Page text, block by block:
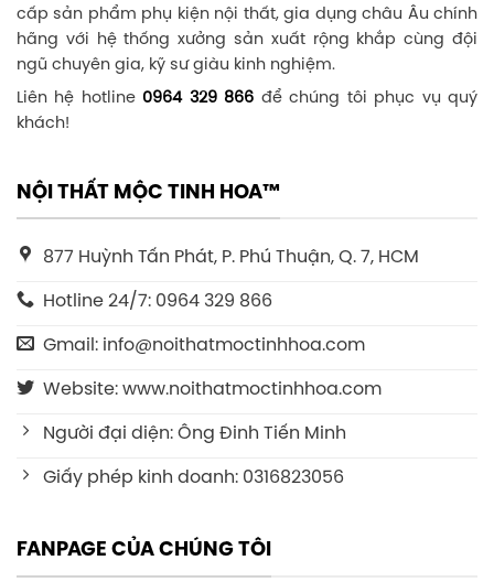
cấp sản phẩm phụ kiện nội thất, gia dụng châu Âu chính
hãng với hệ thống xưởng sản xuất rộng khắp cùng đội
ngũ chuyên gia, kỹ sư giàu kinh nghiệm.
Liên hệ hotline 0964 329 866 để chúng tôi phục vụ quý
khách!
NỘI THẤT MỘC TINH HOA™
877 Huỳnh Tấn Phát, P. Phú Thuận, Q. 7, HCM
Hotline 24/7: 0964 329 866
Gmail: info@noithatmoctinhhoa.com
Website: www.noithatmoctinhhoa.com
Người đại diện: Ông Đinh Tiến Minh
Giấy phép kinh doanh: 0316823056
FANPAGE CỦA CHÚNG TÔI